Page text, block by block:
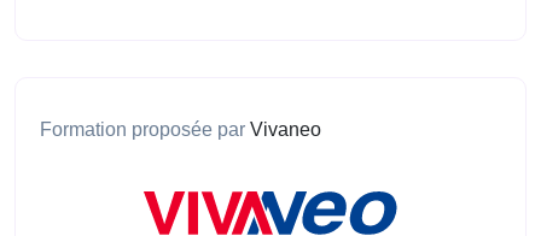
Formation proposée par Vivaneo